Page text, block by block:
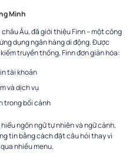
Minh
Âu, đã giới thiệu Finn – một công
dụng ngân hàng di động. Được
truyền thống, Finn đơn giản hóa:
tài khoản
và dịch vụ
trong bối cảnh
ngôn ngữ tự nhiên và ngữ cảnh,
tin bằng cách đặt câu hỏi thay vì
nhiều menu.